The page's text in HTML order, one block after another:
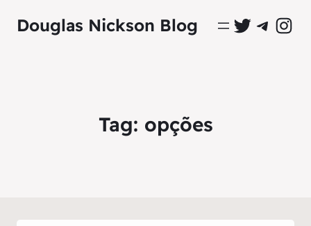
Douglas Nickson Blog Perfil Oficial no Twitter
Grupo Oficial no
Perfil
Tag: opções